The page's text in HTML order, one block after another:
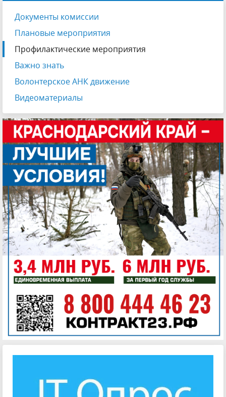
Документы комиссии
Плановые мероприятия
Профилактические мероприятия
Важно знать
Волонтерское АНК движение
Видеоматериалы